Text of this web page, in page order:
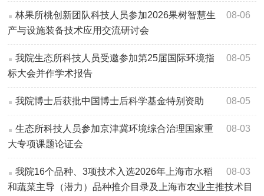
08-06
林果所桃创新团队科技人员参加2026果树智慧生
产与设施装备技术应用交流研讨会
08-05
我院生态所科技人员受邀参加第25届国际环境指
标大会并作学术报告
08-05
我院博士后获批中国博士后科学基金特别资助
08-03
生态所科技人员参加京津冀环境综合治理国家重
大专项课题论证会
08-03
我院16个品种、3项技术入选2026年上海市水稻
和蔬菜主导（潜力）品种推介目录及上海市农业主推技术目